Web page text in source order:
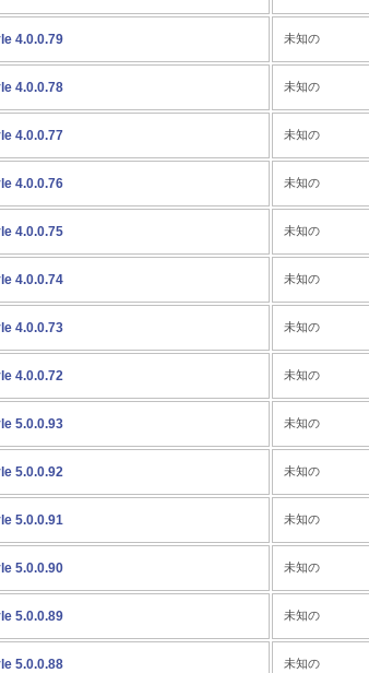
4.0.0.79 未知の
4.0.0.78 未知の
4.0.0.77 未知の
4.0.0.76 未知の
4.0.0.75 未知の
4.0.0.74 未知の
4.0.0.73 未知の
4.0.0.72 未知の
5.0.0.93 未知の
5.0.0.92 未知の
5.0.0.91 未知の
5.0.0.90 未知の
5.0.0.89 未知の
5.0.0.88 未知の